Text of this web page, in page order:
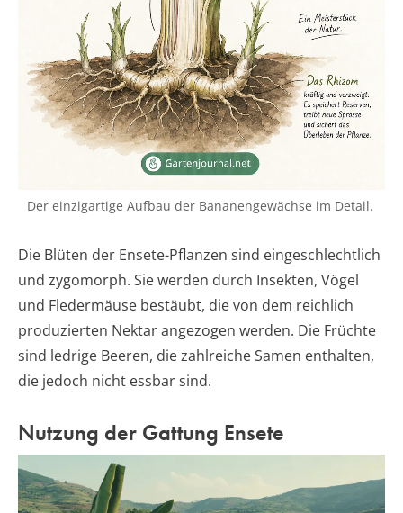
Der einzigartige Aufbau der Bananengewächse im Detail.
Die Blüten der Ensete-Pflanzen sind eingeschlechtlich
und zygomorph. Sie werden durch Insekten, Vögel
und Fledermäuse bestäubt, die von dem reichlich
produzierten Nektar angezogen werden. Die Früchte
sind ledrige Beeren, die zahlreiche Samen enthalten,
die jedoch nicht essbar sind.
Nutzung der Gattung Ensete